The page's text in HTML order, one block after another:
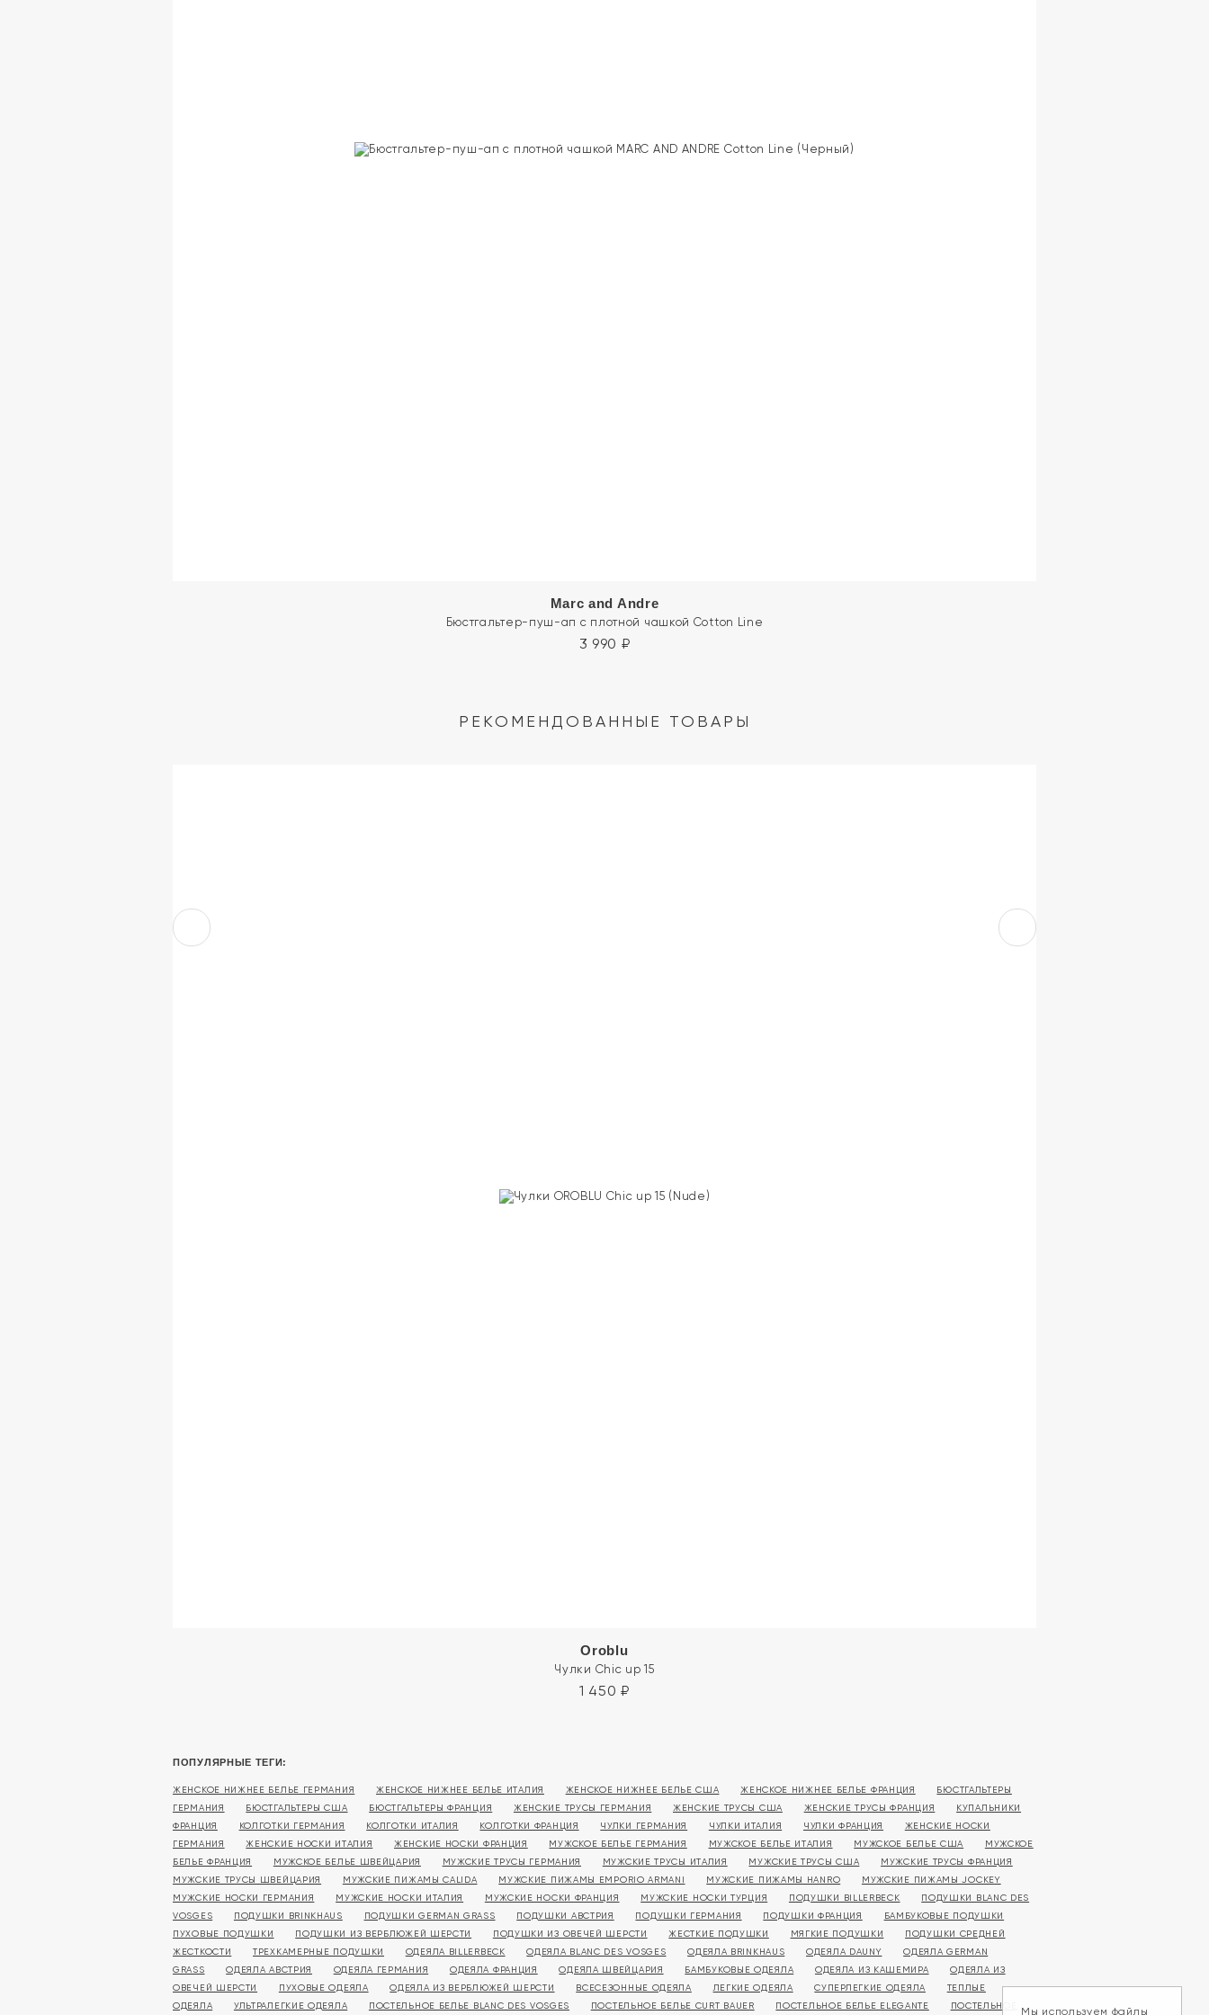
Marc and Andre
Бюстгальтер-пуш-ап с плотной чашкой Cotton Line
3 990 ₽
РЕКОМЕНДОВАННЫЕ ТОВАРЫ
Oroblu
Чулки Chic up 15
1 450 ₽
ПОПУЛЯРНЫЕ ТЕГИ:
ЖЕНСКОЕ НИЖНЕЕ БЕЛЬЕ ГЕРМАНИЯ ЖЕНСКОЕ НИЖНЕЕ БЕЛЬЕ ИТАЛИЯ ЖЕНСКОЕ НИЖНЕЕ БЕЛЬЕ США ЖЕНСКОЕ НИЖНЕЕ БЕЛЬЕ ФРАНЦИЯ
БЮСТГАЛЬТЕРЫ
ГЕРМАНИЯ
БЮСТГАЛЬТЕРЫ США БЮСТГАЛЬТЕРЫ ФРАНЦИЯ ЖЕНСКИЕ ТРУСЫ ГЕРМАНИЯ ЖЕНСКИЕ ТРУСЫ США ЖЕНСКИЕ ТРУСЫ ФРАНЦИЯ
КУПАЛЬНИКИ
ФРАНЦИЯ
КОЛГОТКИ ГЕРМАНИЯ КОЛГОТКИ ИТАЛИЯ КОЛГОТКИ ФРАНЦИЯ ЧУЛКИ ГЕРМАНИЯ ЧУЛКИ ИТАЛИЯ ЧУЛКИ ФРАНЦИЯ
ЖЕНСКИЕ НОСКИ
ГЕРМАНИЯ
ЖЕНСКИЕ НОСКИ ИТАЛИЯ ЖЕНСКИЕ НОСКИ ФРАНЦИЯ МУЖСКОЕ БЕЛЬЕ ГЕРМАНИЯ МУЖСКОЕ БЕЛЬЕ ИТАЛИЯ МУЖСКОЕ БЕЛЬЕ США
МУЖСКОЕ
БЕЛЬЕ ФРАНЦИЯ
МУЖСКОЕ БЕЛЬЕ ШВЕЙЦАРИЯ МУЖСКИЕ ТРУСЫ ГЕРМАНИЯ МУЖСКИЕ ТРУСЫ ИТАЛИЯ МУЖСКИЕ ТРУСЫ США
МУЖСКИЕ ТРУСЫ ФРАНЦИЯ
МУЖСКИЕ ТРУСЫ ШВЕЙЦАРИЯ
МУЖСКИЕ ПИЖАМЫ CALIDA МУЖСКИЕ ПИЖАМЫ EMPORIO ARMANI МУЖСКИЕ ПИЖАМЫ HANRO
МУЖСКИЕ ПИЖАМЫ JOCKEY
МУЖСКИЕ НОСКИ ГЕРМАНИЯ
МУЖСКИЕ НОСКИ ИТАЛИЯ МУЖСКИЕ НОСКИ ФРАНЦИЯ МУЖСКИЕ НОСКИ ТУРЦИЯ ПОДУШКИ BILLERBECK
ПОДУШКИ BLANC DES
VOSGES
ПОДУШКИ BRINKHAUS ПОДУШКИ GERMAN GRASS ПОДУШКИ АВСТРИЯ ПОДУШКИ ГЕРМАНИЯ ПОДУШКИ ФРАНЦИЯ
БАМБУКОВЫЕ ПОДУШКИ
ПУХОВЫЕ ПОДУШКИ
ПОДУШКИ ИЗ ВЕРБЛЮЖЕЙ ШЕРСТИ ПОДУШКИ ИЗ ОВЕЧЕЙ ШЕРСТИ ЖЕСТКИЕ ПОДУШКИ МЯГКИЕ ПОДУШКИ
ПОДУШКИ СРЕДНЕЙ
ЖЕСТКОСТИ
ТРЕХКАМЕРНЫЕ ПОДУШКИ ОДЕЯЛА BILLERBECK ОДЕЯЛА BLANC DES VOSGES ОДЕЯЛА BRINKHAUS ОДЕЯЛА DAUNY
ОДЕЯЛА GERMAN
GRASS
ОДЕЯЛА АВСТРИЯ ОДЕЯЛА ГЕРМАНИЯ ОДЕЯЛА ФРАНЦИЯ ОДЕЯЛА ШВЕЙЦАРИЯ БАМБУКОВЫЕ ОДЕЯЛА ОДЕЯЛА ИЗ КАШЕМИРА
ОДЕЯЛА ИЗ
ОВЕЧЕЙ ШЕРСТИ
ПУХОВЫЕ ОДЕЯЛА ОДЕЯЛА ИЗ ВЕРБЛЮЖЕЙ ШЕРСТИ ВСЕСЕЗОННЫЕ ОДЕЯЛА ЛЕГКИЕ ОДЕЯЛА СУПЕРЛЕГКИЕ ОДЕЯЛА
ТЕПЛЫЕ
ОДЕЯЛА
УЛЬТРАЛЕГКИЕ ОДЕЯЛА ПОСТЕЛЬНОЕ БЕЛЬЕ BLANC DES VOSGES ПОСТЕЛЬНОЕ БЕЛЬЕ CURT BAUER ПОСТЕЛЬНОЕ БЕЛЬЕ ELEGANTE ПОСТЕЛЬНОЕ Мы используем файлы